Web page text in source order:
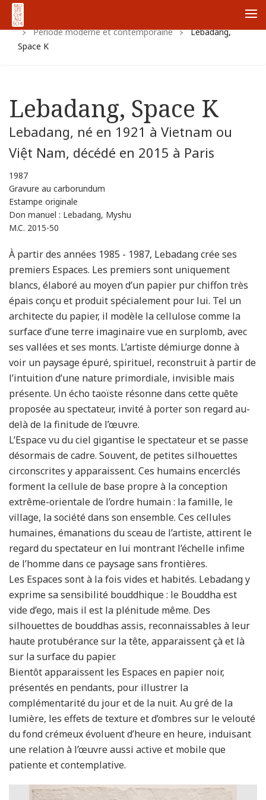
Accueil
Période moderne et contemporaine
Lebadang,
Space K
Lebadang, Space K
Lebadang, né en 1921 à Vietnam ou
Việt Nam, décédé en 2015 à Paris
1987
Gravure au carborundum
Estampe originale
Don manuel : Lebadang, Myshu
M.C. 2015-50
À partir des années 1985 - 1987, Lebadang crée ses
premiers Espaces. Les premiers sont uniquement
blancs, élaboré au moyen d’un papier pur chiffon très
épais conçu et produit spécialement pour lui. Tel un
architecte du papier, il modèle la cellulose comme la
surface d’une terre imaginaire vue en surplomb, avec
ses vallées et ses monts. L’artiste démiurge donne à
voir un paysage épuré, spirituel, reconstruit à partir de
l’intuition d’une nature primordiale, invisible mais
présente. Un écho taoïste résonne dans cette quête
proposée au spectateur, invité à porter son regard au-
delà de la finitude de l’œuvre.
L’Espace vu du ciel gigantise le spectateur et se passe
désormais de cadre. Souvent, de petites silhouettes
circonscrites y apparaissent. Ces humains encerclés
forment la cellule de base propre à la conception
extrême-orientale de l’ordre humain : la famille, le
village, la société dans son ensemble. Ces cellules
humaines, émanations du sceau de l’artiste, attirent le
regard du spectateur en lui montrant l’échelle infime
de l’homme dans ce paysage sans frontières.
Les Espaces sont à la fois vides et habités. Lebadang y
exprime sa sensibilité bouddhique : le Bouddha est
vide d’ego, mais il est la plénitude même. Des
silhouettes de bouddhas assis, reconnaissables à leur
haute protubérance sur la tête, apparaissent çà et là
sur la surface du papier.
Bientôt apparaissent les Espaces en papier noir,
présentés en pendants, pour illustrer la
complémentarité du jour et de la nuit. Au gré de la
lumière, les effets de texture et d’ombres sur le velouté
du fond crémeux évoluent d’heure en heure, induisant
une relation à l’œuvre aussi active et mobile que
patiente et contemplative.